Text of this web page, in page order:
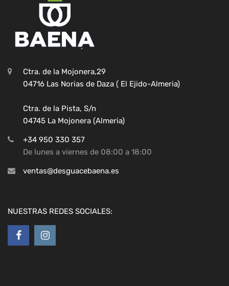
Ctra. de la Mojonera,29
04716 Las Norias de Daza ( El Ejido-Almeria)
Ctra. de la Pista, S/n
04745 La Mojonera (Almeria)
+34 950 330 357
De lunes a viernes de 08:00 a 18:00
ventas@desguacebaena.es
NUESTRAS REDES SOCIALES: